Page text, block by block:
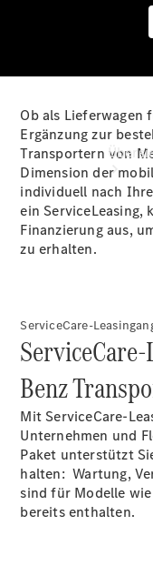
Ob als Lieferwagen
Ergänzung zur
Transportern von
Dimension der
individuell nach
ein ServiceLeasing,
Finanzierung aus,
zu erhalten.
ServiceCare-
Benz
Mit ServiceCare-
Unternehmen und
Paket unterstützt
halten: Wartung,
sind für Modelle
bereits enthalten.